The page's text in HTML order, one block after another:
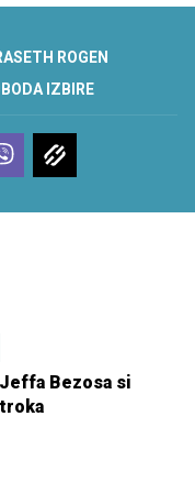
SETH ROGEN
IZBIRE
Bezosa si